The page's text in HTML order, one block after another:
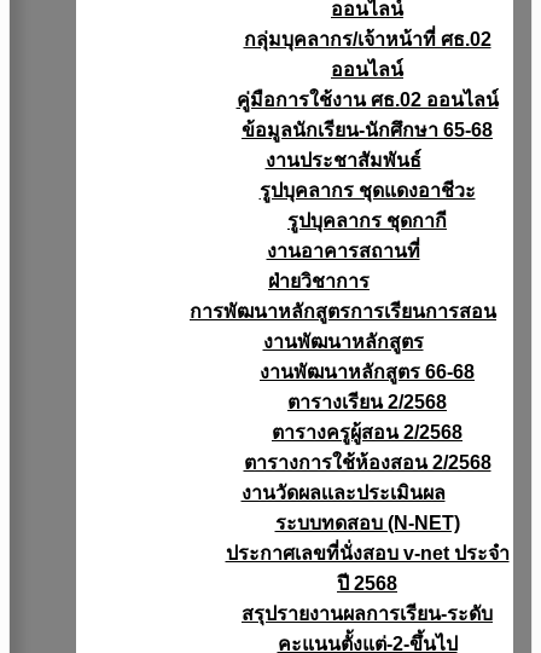
ออนไลน์
กลุ่มบุคลากร/เจ้าหน้าที่ ศธ.02
ออนไลน์
คู่มือการใช้งาน ศธ.02 ออนไลน์
ข้อมูลนักเรียน-นักศึกษา 65-68
งานประชาสัมพันธ์
รูปบุคลากร ชุดแดงอาชีวะ
รูปบุคลากร ชุดกากี
งานอาคารสถานที่
ฝ่ายวิชาการ
การพัฒนาหลักสูตรการเรียนการสอน
งานพัฒนาหลักสูตร
งานพัฒนาหลักสูตร 66-68
ตารางเรียน 2/2568
ตารางครูผู้สอน 2/2568
ตารางการใช้ห้องสอน 2/2568
งานวัดผลเเละประเมินผล
ระบบทดสอบ (N-NET)
ประกาศเลขที่นั่งสอบ v-net ประจำ
ปี 2568
สรุปรายงานผลการเรียน-ระดับ
คะแนนตั้งแต่-2-ขึ้นไป